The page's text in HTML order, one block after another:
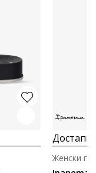
Женски